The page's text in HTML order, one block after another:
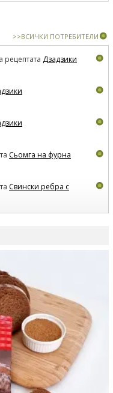
>>ВСИЧКИ ПОТРЕБИТЕЛИ
Дзадзики
Сьомга на фурна
Свински ребра с